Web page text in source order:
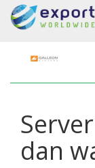
dan